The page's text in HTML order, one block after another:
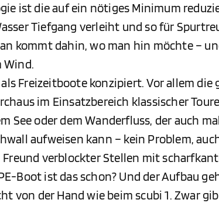
ist die auf ein nötiges Minimum
Tiefgang verleiht und so für
kommt dahin, wo man hin möchte –
Wind.
Freizeitboote konzipiert. Vor allem die
im Einsatzbereich klassischer
See oder dem Wanderfluss, der auch
aufweisen kann – kein Problem,
verblockter Stellen mit
Boot ist das schon? Und der Aufbau
von der Hand wie beim scubi 1. Zwar